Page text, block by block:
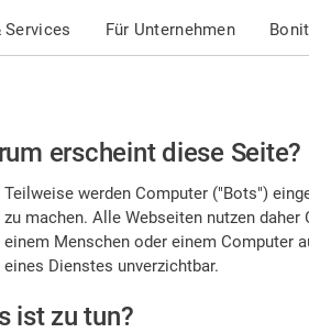
Services Für Unternehmen
erscheint diese Seite?
Teilweise werden Computer ("Bots")
zu machen. Alle Webseiten nutzen
einem Menschen oder einem Computer
eines Dienstes unverzichtbar.
ist zu tun?